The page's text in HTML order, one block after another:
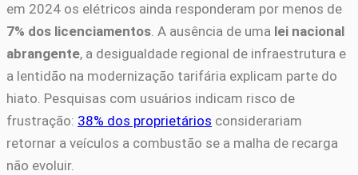
em 2024 os elétricos ainda responderam por menos de
7% dos licenciamentos. A ausência de uma lei nacional
abrangente, a desigualdade regional de infraestrutura e
a lentidão na modernização tarifária explicam parte do
hiato. Pesquisas com usuários indicam risco de
frustração: 38% dos proprietários considerariam
retornar a veículos a combustão se a malha de recarga
não evoluir.